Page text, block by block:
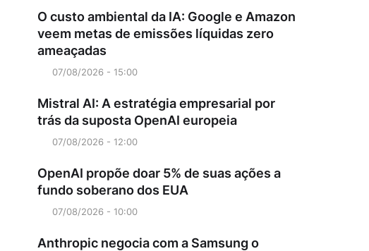
O custo ambiental da IA: Google e Amazon
veem metas de emissões líquidas zero
ameaçadas
07/08/2026 - 15:00
Mistral AI: A estratégia empresarial por
trás da suposta OpenAI europeia
07/08/2026 - 12:00
OpenAI propõe doar 5% de suas ações a
fundo soberano dos EUA
07/08/2026 - 10:00
Anthropic negocia com a Samsung o